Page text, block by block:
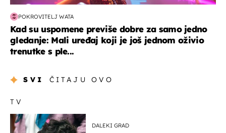
POKROVITELJ WATA
Kad su uspomene previše dobre za samo jedno
gledanje: Mali uređaj koji je još jednom oživio
trenutke s ple...
SVI ČITAJU OVO
TV
DALEKI GRAD